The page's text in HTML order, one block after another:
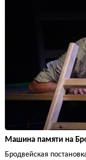
Машина памяти на
Бродвейская